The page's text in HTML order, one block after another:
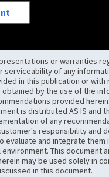
or warranties
serviceability of any
in this publication or with
obtained by the use of the
provided
is distributed AS IS and
of any
responsibility and
evaluate and integrate them
This document
may be used solely in
in this document.